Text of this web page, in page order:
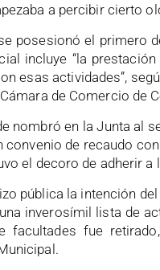
a percibir cierto
posesionó el primero
incluye “la
esas actividades”,
de Comercio de
nombró en la Junta al
convenio de recaudo
el decoro de adherir a
pública la intención
inverosímil lista de
facultades fue